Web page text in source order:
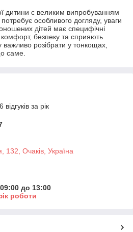
дитини є великим випробуванням
особливого догляду, уваги
дітей має специфічні
комфорт, безпеку та сприяють
розібрати у тонкощах,
саме.
за рік
132, Очаків, Україна
до 13:00
роботи